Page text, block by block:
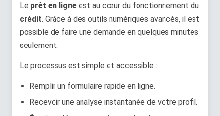
Le prêt en ligne est au cœur du fonctionnement du
crédit. Grâce à des outils numériques avancés, il est
possible de faire une demande en quelques minutes
seulement.
Le processus est simple et accessible :
Remplir un formulaire rapide en ligne.
Recevoir une analyse instantanée de votre profil.